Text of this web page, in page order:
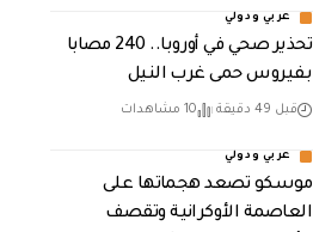
عربي ودولي
تحذير صحي في أوروبا.. 240 مصابا
بفيروس حمى غرب النيل
قبل 49 دقيقة 10 مشاهدات
عربي ودولي
موسكو تصعد هجماتها على
العاصمة الأوكرانية وتقصف